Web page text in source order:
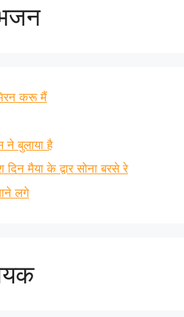
करू मैं
बुलाया है
मैया के द्वार सोना बरसे रे
लगे